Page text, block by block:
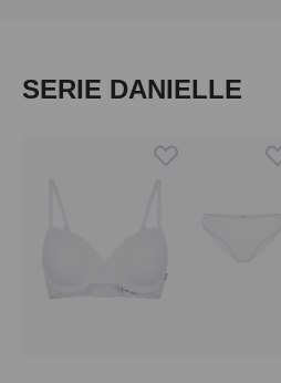
Produktgalerie überspringen
SERIE DANIELLE